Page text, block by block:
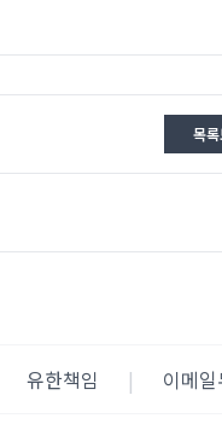
목
유한책임 | 이메